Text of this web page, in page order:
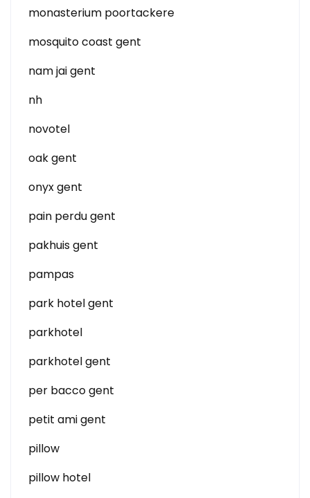
monasterium poortackere
mosquito coast gent
nam jai gent
nh
novotel
oak gent
onyx gent
pain perdu gent
pakhuis gent
pampas
park hotel gent
parkhotel
parkhotel gent
per bacco gent
petit ami gent
pillow
pillow hotel